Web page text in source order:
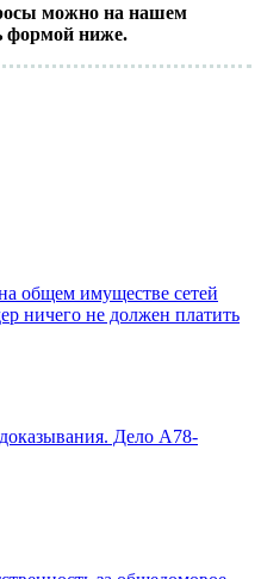
можно на нашем
формой ниже.
общем имуществе сетей
ничего не должен платить
Дело А78-